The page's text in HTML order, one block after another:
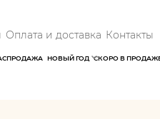
Оплата и доставка Контакты
НОВЫЙ ГОД СКОРО В